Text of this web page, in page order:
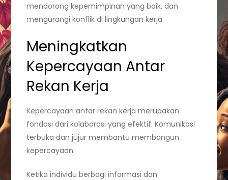
mendorong kepemimpinan yang baik, dan
mengurangi konflik di lingkungan kerja.
Meningkatkan
Kepercayaan Antar
Rekan Kerja
Kepercayaan antar rekan kerja merupakan
fondasi dari kolaborasi yang efektif. Komunikasi
terbuka dan jujur membantu membangun
kepercayaan.
Ketika individu berbagi informasi dan